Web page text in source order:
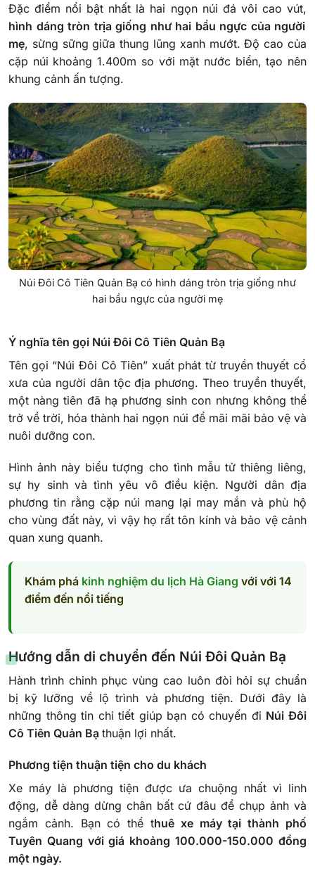
Đặc điểm nổi bật nhất là hai ngọn núi đá vôi cao vút,
hình dáng tròn trịa giống như hai bầu ngực của người
mẹ, sừng sững giữa thung lũng xanh mướt. Độ cao của
cặp núi khoảng 1.400m so với mặt nước biển, tạo nên
khung cảnh ấn tượng.
Núi Đôi Cô Tiên Quản Bạ có hình dáng tròn trịa giống như
hai bầu ngực của người mẹ
Ý nghĩa tên gọi Núi Đôi Cô Tiên Quản Bạ
Tên gọi “Núi Đôi Cô Tiên” xuất phát từ truyền thuyết cổ
xưa của người dân tộc địa phương. Theo truyền thuyết,
một nàng tiên đã hạ phương sinh con nhưng không thể
trở về trời, hóa thành hai ngọn núi để mãi mãi bảo vệ và
nuôi dưỡng con.
Hình ảnh này biểu tượng cho tình mẫu tử thiêng liêng,
sự hy sinh và tình yêu vô điều kiện. Người dân địa
phương tin rằng cặp núi mang lại may mắn và phù hộ
cho vùng đất này, vì vậy họ rất tôn kính và bảo vệ cảnh
quan xung quanh.
Khám phá kinh nghiệm du lịch Hà Giang với với 14
điểm đến nổi tiếng
Hướng dẫn di chuyển đến Núi Đôi Quản Bạ
Hành trình chinh phục vùng cao luôn đòi hỏi sự chuẩn
bị kỹ lưỡng về lộ trình và phương tiện. Dưới đây là
những thông tin chi tiết giúp bạn có chuyến đi Núi Đôi
Cô Tiên Quản Bạ thuận lợi nhất.
Phương tiện thuận tiện cho du khách
Xe máy là phương tiện được ưa chuộng nhất vì linh
động, dễ dàng dừng chân bất cứ đâu để chụp ảnh và
ngắm cảnh. Bạn có thể thuê xe máy tại thành phố
Tuyên Quang với giá khoảng 100.000-150.000 đồng
một ngày.